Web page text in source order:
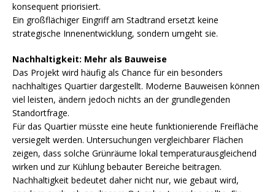
konsequent priorisiert.
Ein großflächiger Eingriff am Stadtrand ersetzt keine
strategische Innenentwicklung, sondern umgeht sie.
Nachhaltigkeit: Mehr als Bauweise
Das Projekt wird häufig als Chance für ein besonders
nachhaltiges Quartier dargestellt. Moderne Bauweisen können
viel leisten, ändern jedoch nichts an der grundlegenden
Standortfrage.
Für das Quartier müsste eine heute funktionierende Freifläche
versiegelt werden. Untersuchungen vergleichbarer Flächen
zeigen, dass solche Grünräume lokal temperaturausgleichend
wirken und zur Kühlung bebauter Bereiche beitragen.
Nachhaltigkeit bedeutet daher nicht nur, wie gebaut wird,